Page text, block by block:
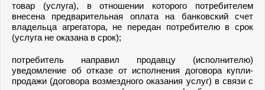
товар (услуга), в отношении которого потребителем
внесена предварительная оплата на банковский счет
владельца агрегатора, не передан потребителю в срок
(услуга не оказана в срок);
потребитель направил продавцу (исполнителю)
уведомление об отказе от исполнения договора купли-
продажи (договора возмездного оказания услуг) в связи с